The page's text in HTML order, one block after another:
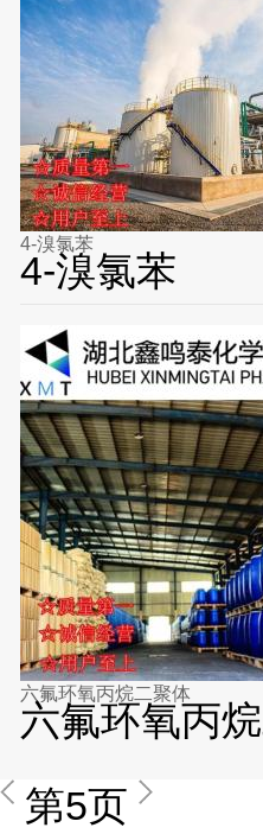
4-溴氯苯
4-溴氯苯
六氟环氧丙烷二聚体
六氟环氧丙
第5页